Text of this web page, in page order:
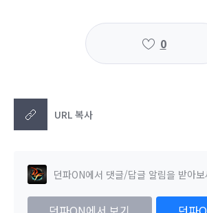
0
URL 복사
던파ON에서 댓글/답글 알림을 받아보